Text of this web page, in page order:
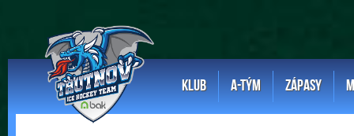
KLUB A-TÝM ZÁPASY